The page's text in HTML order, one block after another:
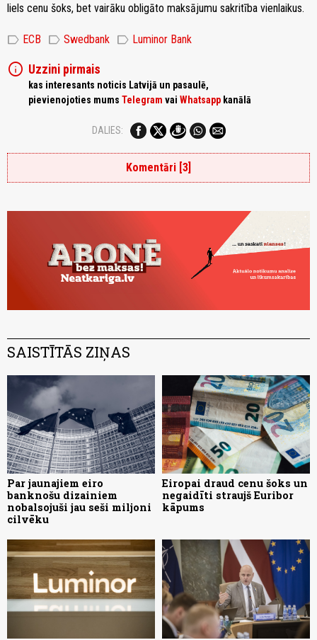
liels cenu šoks, bet vairāku obligāto maksājumu sakritība vienlaikus.
label ECB label Swedbank label Luminor Bank
info Uzzini pirmais
kas interesants noticis Latvijā un pasaulē,
pievienojoties mums Telegram vai Whatsapp kanālā
DALIES:
Komentāri [3]
SAISTĪTĀS ZIŅAS
Par jaunajiem eiro
banknošu dizainiem
nobalsojuši jau seši miljoni
cilvēku
Eiropai draud cenu šoks un
negaidīti straujš Euribor
kāpums